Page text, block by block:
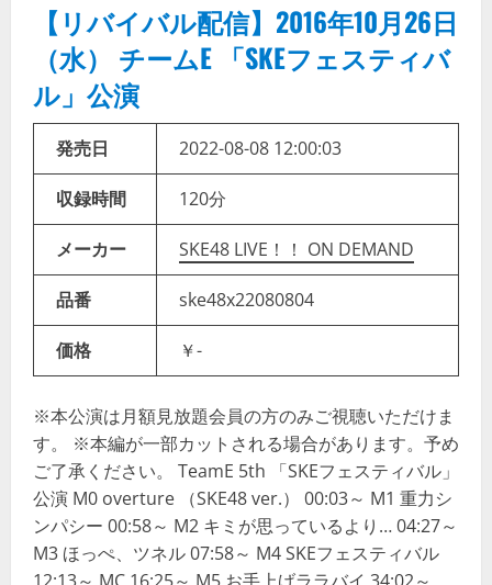
【リバイバル配信】2016年10月26日
（水） チームE 「SKEフェスティバ
ル」公演
発売日 2022-08-08 12:00:03
収録時間 120分
メーカー SKE48 LIVE！！ ON DEMAND
品番 ske48x22080804
価格 ￥-
※本公演は月額見放題会員の方のみご視聴いただけま
す。 ※本編が一部カットされる場合があります。予め
ご了承ください。 TeamE 5th 「SKEフェスティバル」
公演 M0 overture （SKE48 ver.） 00:03～ M1 重力シ
ンパシー 00:58～ M2 キミが思っているより… 04:27～
M3 ほっぺ、ツネル 07:58～ M4 SKEフェスティバル